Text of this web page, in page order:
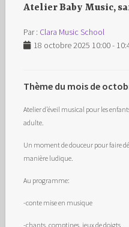
Atelier Baby Music,
Par : Clara Music School
18 octobre 2025 10:00 -
Thème du mois de
Atelier d’éveil musical pour les
adulte.
Un moment de douceur pour faire
manière ludique.
Au programme:
-conte mise en musique
-chants, comptines, jeux de doigts